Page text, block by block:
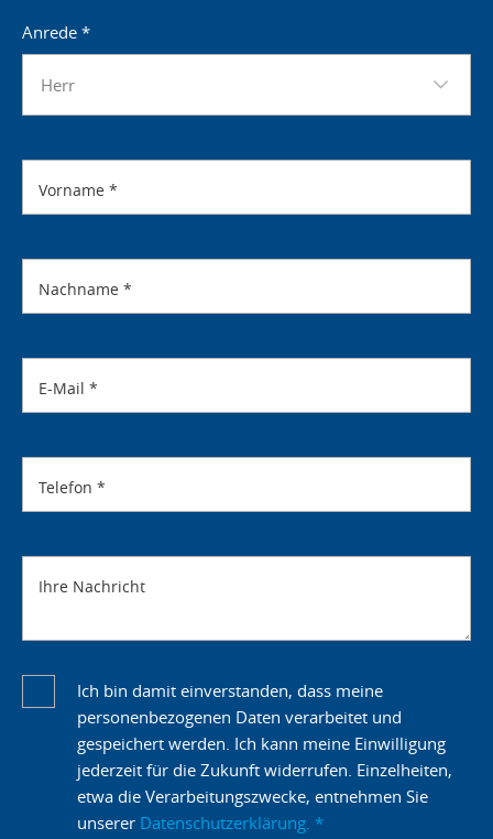
Anrede *
Herr
Vorname *
Nachname *
E-Mail *
Telefon *
Ihre Nachricht
Ich bin damit einverstanden, dass meine
personenbezogenen Daten verarbeitet und
gespeichert werden. Ich kann meine Einwilligung
jederzeit für die Zukunft widerrufen. Einzelheiten,
etwa die Verarbeitungszwecke, entnehmen Sie
unserer Datenschutzerklärung. *